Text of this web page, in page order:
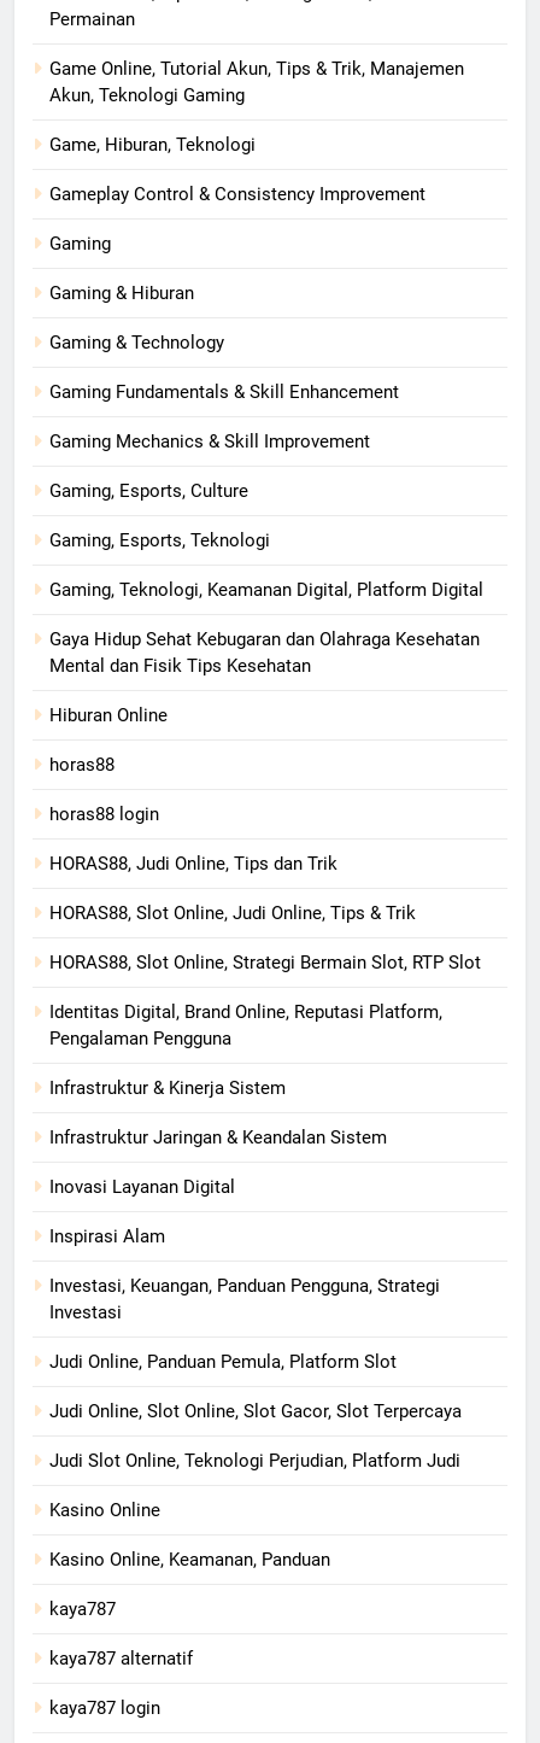
Permainan
Game Online, Tutorial Akun, Tips & Trik, Manajemen
Akun, Teknologi Gaming
Game, Hiburan, Teknologi
Gameplay Control & Consistency Improvement
Gaming
Gaming & Hiburan
Gaming & Technology
Gaming Fundamentals & Skill Enhancement
Gaming Mechanics & Skill Improvement
Gaming, Esports, Culture
Gaming, Esports, Teknologi
Gaming, Teknologi, Keamanan Digital, Platform Digital
Gaya Hidup Sehat Kebugaran dan Olahraga Kesehatan
Mental dan Fisik Tips Kesehatan
Hiburan Online
horas88
horas88 login
HORAS88, Judi Online, Tips dan Trik
HORAS88, Slot Online, Judi Online, Tips & Trik
HORAS88, Slot Online, Strategi Bermain Slot, RTP Slot
Identitas Digital, Brand Online, Reputasi Platform,
Pengalaman Pengguna
Infrastruktur & Kinerja Sistem
Infrastruktur Jaringan & Keandalan Sistem
Inovasi Layanan Digital
Inspirasi Alam
Investasi, Keuangan, Panduan Pengguna, Strategi
Investasi
Judi Online, Panduan Pemula, Platform Slot
Judi Online, Slot Online, Slot Gacor, Slot Terpercaya
Judi Slot Online, Teknologi Perjudian, Platform Judi
Kasino Online
Kasino Online, Keamanan, Panduan
kaya787
kaya787 alternatif
kaya787 login